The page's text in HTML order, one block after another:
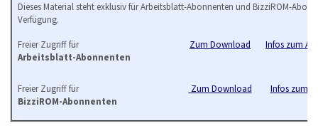
Dieses Material steht exklusiv für Arbeitsblatt-Abonnenten und BizziROM-
Verfügung.
Freier Zugriff für
Arbeitsblatt-Abonnenten
Zum Download Infos zum
Freier Zugriff für
BizziROM-Abonnenten
Zum Download Infos zum